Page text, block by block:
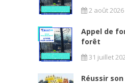
2 août 2026
Appel de
forêt
31 juillet
Réussir